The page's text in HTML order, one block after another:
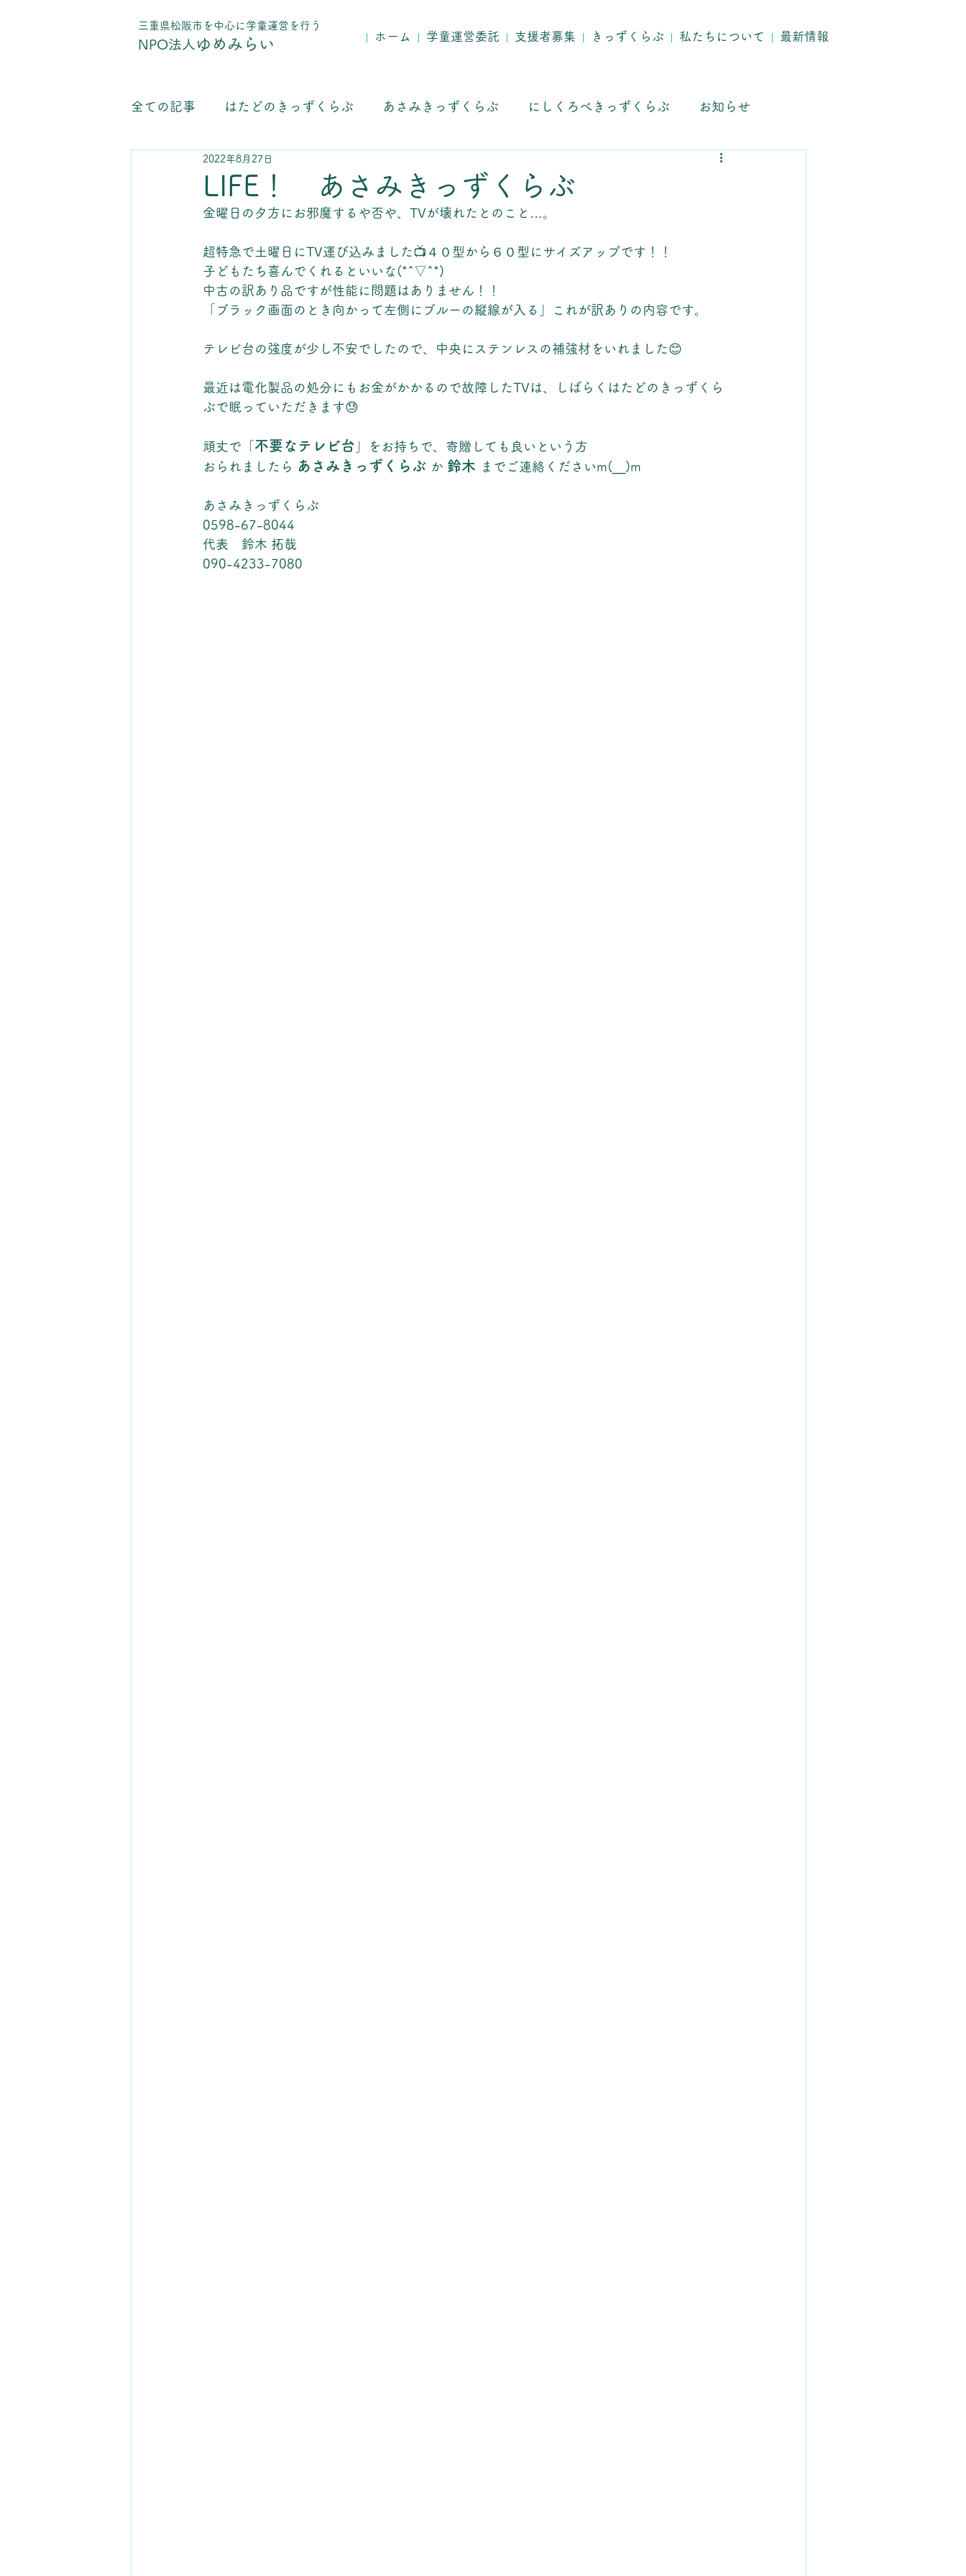
​三重県松阪市を中心に学童運営を行う
NPO法人 ゆめみらい ホーム 学童運営委託 支援者募集 きっずくらぶ 私たちについて 最新情報
全ての記事 はたどのきっずくらぶ あさみきっずくらぶ にしくろべきっずくらぶ お知らせ
学童保育運営について
LIFE！ あさみきっずくらぶ
2022年8月27日
金曜日の夕方にお邪魔するや否や、TVが壊れたとのこと…。
超特急で土曜日にTV運び込みました📺４０型から６０型にサイズアップです！！
子どもたち喜んでくれるといいな(*^▽^*)
中古の訳あり品ですが性能に問題はありません！！
「ブラック画面のとき向かって左側にブルーの縦線が入る」これが訳ありの内容です。
テレビ台の強度が少し不安でしたので、中央にステンレスの補強材をいれました😊
最近は電化製品の処分にもお金がかかるので故障したTVは、しばらくはたどのきっずくら
ぶで眠っていただきます😓
頑丈で「 不要なテレビ台 」をお持ちで、寄贈しても良いという方
おられましたら
あさみきっずくらぶ か 鈴木 まで ご連絡くださいm(__)m
あさみきっずくらぶ
0598-67-8044
代表　鈴木 拓哉
090-4233-7080